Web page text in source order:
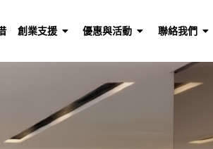
創業支援 優惠與活動 聯絡我們